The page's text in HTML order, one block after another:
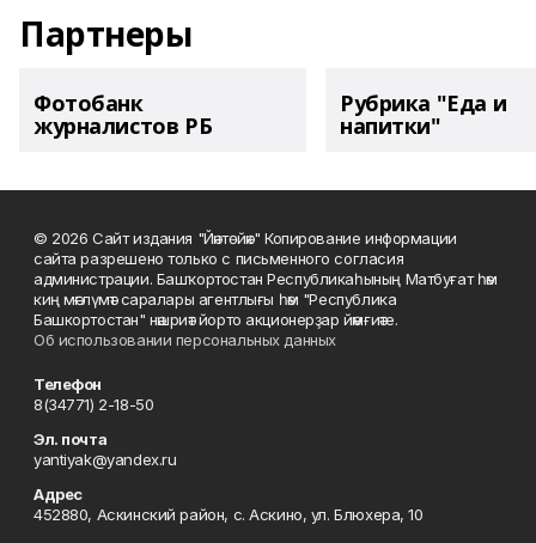
Партнеры
Фотобанк
журналистов РБ
Рубрика "Еда и
напитки"
© 2026 Сайт издания "Йәнтөйәк" Копирование информации
сайта разрешено только с письменного согласия
администрации. Башҡортостан Республикаһының Матбуғат һәм
киң мәғлүмәт саралары агентлығы һәм "Республика
Башкортостан" нәшриәт йорто акционерҙар йәмғиәте.
Об использовании персональных данных
Телефон
8(34771) 2-18-50
Эл. почта
yantiyak@yandex.ru
Адрес
452880, Аскинский район, с. Аскино, ул. Блюхера, 10